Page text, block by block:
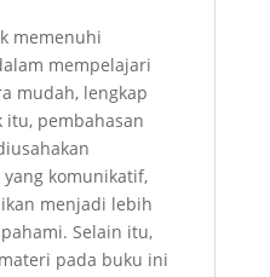
memenuhi
mempelajari
mudah, lengkap
pembahasan
komunikatif,
menjadi lebih
Selain itu,
pada buku ini